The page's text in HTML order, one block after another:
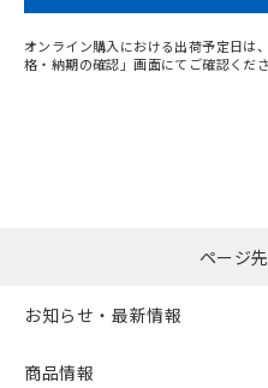
オンライン購入における出荷予定日は
格・納期の確認」画面にてご確認くださ
ページ
お知らせ・最新情報
商品情報